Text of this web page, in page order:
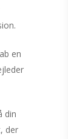
en
din
der